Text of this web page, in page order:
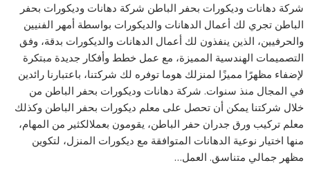
شركة دهانات وديكورات بحفر الباطن شركة دهانات وديكورات بحفر
الباطن تجري لك أعمال الدهانات والديكورات بواسطة أمهر الفنيين
والحرفيين، الذين ينفذون لك أعمال الدهانات والديكورات بدقة، وفق
التصميمات الهندسية المميزة، مع عمل خطط وأفكار جديدة مبتكرة
لإضفاء مظهرًا مميزًا لمنزلك هوما توفره لك شركتنا، باعتبارنا رائدين
في المجال منذ سنوات. شركة دهانات وديكورات بحفر الباطن من
خلال شركتنا يمكن أن تحصل على معلم ديكورات بحفر الباطن وكذلك
معلم تركيب ورق جدران حفر الباطن، يقومون بعملالكثير من المهام،
منها اختيار نوعية الدهانات المتوافقة مع ديكورات المنزل، لتكوين
مظهر جمالي متناسق. العمل…